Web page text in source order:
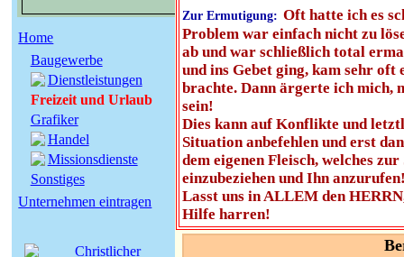
Home
Baugewerbe
Dienstleistungen
Freizeit und Urlaub
Grafiker
Handel
Missionsdienste
Sonstiges
Unternehmen eintragen
Zur Ermutigung: Oft hatte ich es
Problem war einfach nicht zu
ab und war schließlich total
und ins Gebet ging, kam sehr
brachte. Dann ärgerte ich mich,
sein!
Dies kann auf Konflikte und
Situation anbefehlen und erst
dem eigenen Fleisch, welches
einzubeziehen und Ihn
Lasst uns in ALLEM den
Hilfe harren!